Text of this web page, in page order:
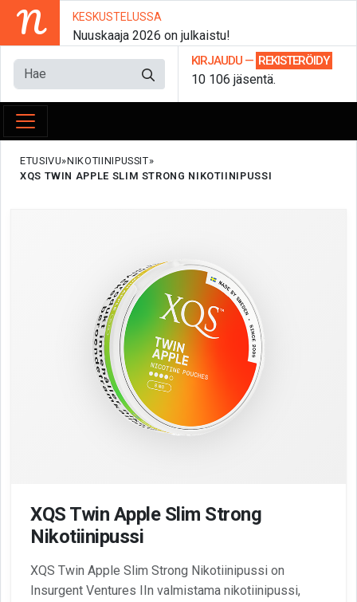
N KESKUSTELUSSA
Nuuskaaja 2026 on julkaistu!
KIRJAUDU — REKISTERÖIDY
10 106 jäsentä.
ETUSIVU NIKOTIINIPUSSIT
XQS TWIN APPLE SLIM STRONG NIKOTIINIPUSSI
XQS Twin Apple Slim Strong
Nikotiinipussi
XQS Twin Apple Slim Strong Nikotiinipussi on
Insurgent Ventures IIn valmistama nikotiinipussi,